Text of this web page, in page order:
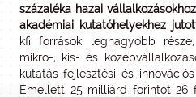
százaléka hazai
akadémiai kutatóhelyekhez
kfi források legnagyobb
mikro-, kis- és
kutatás-fejlesztési és
Emellett 25 milliárd forintot 26